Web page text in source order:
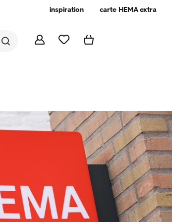
inspiration carte HEMA extra